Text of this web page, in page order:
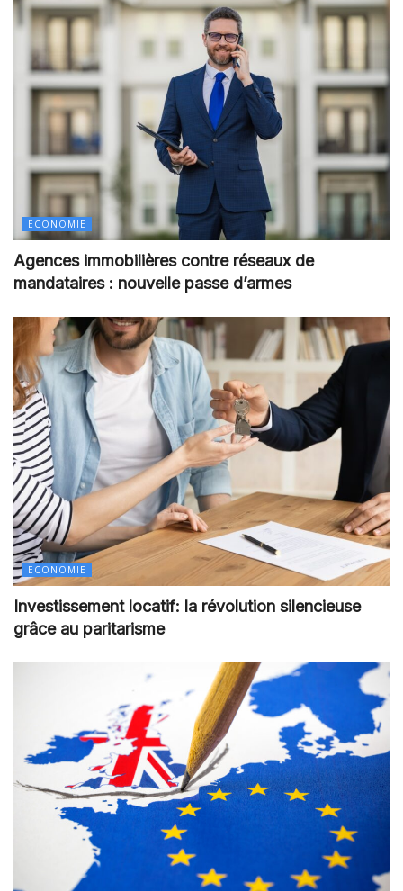
ECONOMIE
Agences immobilières contre réseaux de
mandataires : nouvelle passe d’armes
ECONOMIE
Investissement locatif: la révolution silencieuse
grâce au paritarisme